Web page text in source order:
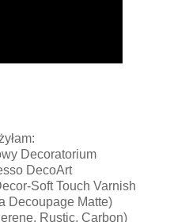
Decoratorium
DecoArt
Soft Touch Varnish
Decoupage Matte)
Rustic, Carbon)